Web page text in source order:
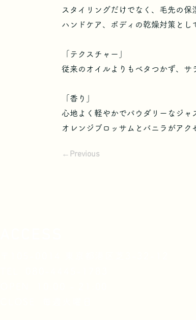
スタイリングだけでなく、毛先の保
ハンドケア、ボディの乾燥対策とし
「テクスチャー」
従来のオイルよりもベタつかず、サ
「香り」
心地よく軽やかでパウダリーなジャ
オレンジブロッサムとバニラがアク
←Previous